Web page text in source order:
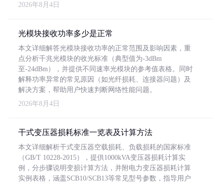
2026年8月4日
光模块接收功率多少是正常
本文详细解答光模块接收功率的正常范围及影响因素，重
点分析千兆光模块的收光标准（典型值为-3dBm
至-24dBm），并提供不同速率光模块的参考值表格。同时
解释功率异常的常见原因（如光纤损耗、连接器问题）及
解决方案，帮助用户快速判断网络性能问题。
2026年8月4日
干式变压器损耗标准一览表及计算方法
本文详细解析干式变压器空载损耗、负载损耗的国家标准
（GB/T 10228-2015），提供1000kVA变压器损耗计算实
例，分步骤说明变损计算方法，并附电力变压器损耗计算
实例表格，涵盖SCB10/SCB13等常见型号参数，指导用户